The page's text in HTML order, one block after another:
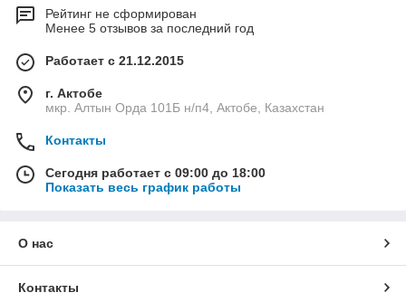
Рейтинг не сформирован
Менее 5 отзывов за последний год
Работает с 21.12.2015
г. Актобе
мкр. Алтын Орда 101Б н/п4, Актобе, Казахстан
Контакты
Сегодня работает с 09:00 до 18:00
Показать весь график работы
О нас
Контакты